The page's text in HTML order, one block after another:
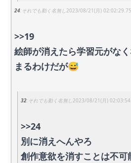
24 それでも動く名無し2023/08/21(月) 02:02:29.75
>>19
絵師が消えたら学習元がな
まるわけだが😅
32 それでも動く名無し2023/08/21(月)
>>24
別に消えへんやろ
創作意欲を消すことは不可